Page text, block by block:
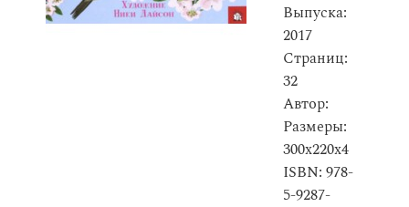
Выпуска:
2017
Страниц:
32
Автор:
Размеры:
300x220x4
ISBN: 978-
5-9287-